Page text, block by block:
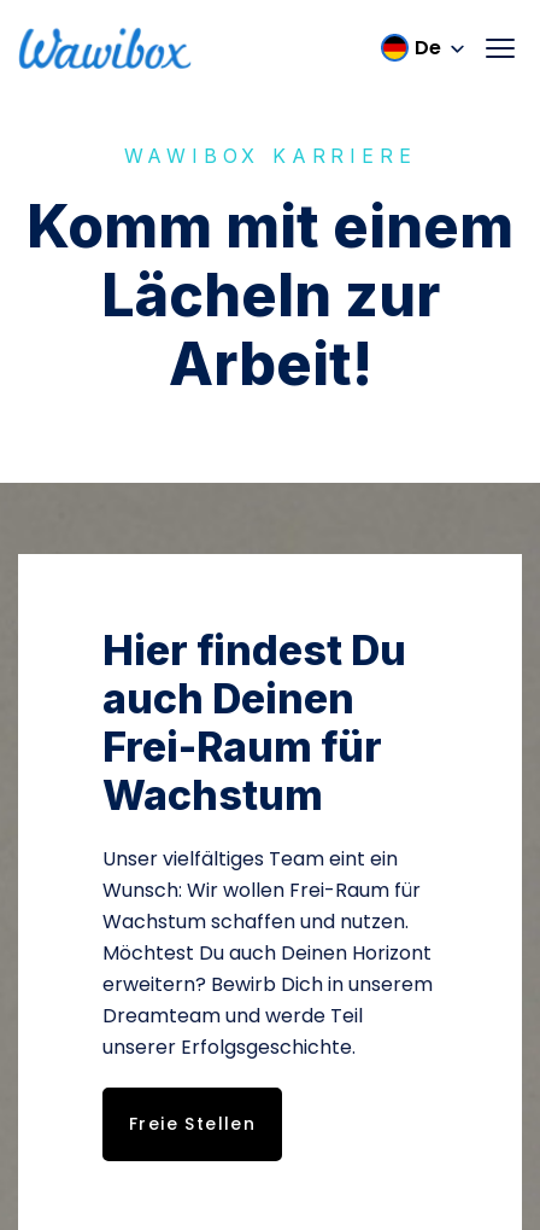
WAWIBOX KARRIERE
Komm mit einem
Lächeln zur
Arbeit!
Hier findest Du
auch Deinen
Frei-Raum für
Wachstum
Unser vielfältiges Team eint ein
Wunsch: Wir wollen Frei-Raum für
Wachstum schaffen und nutzen.
Möchtest Du auch Deinen Horizont
erweitern? Bewirb Dich in unserem
Dreamteam und werde Teil
unserer Erfolgsgeschichte.
Freie Stellen